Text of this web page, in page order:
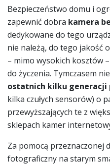
Bezpieczeństwo domu i
zapewnić dobra kamera
dedykowane do tego
nie należą, do tego jakość
– mimo wysokich kosztów
do życzenia. Tymczasem
ostatnich kilku generacji
kilka czułych sensorów) o
przewyższających te z
sklepach kamer
Za pomocą przeznaczonej
fotograficzny na starym